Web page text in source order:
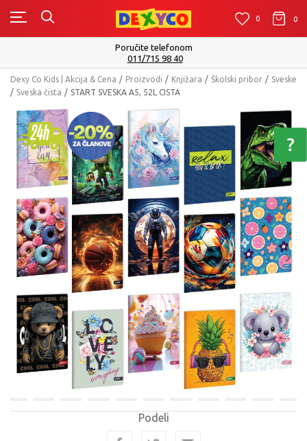
0 0 0
Isporuku možete očekivati u roku od 2 do 4
Dexy Co Kids | Akcija & Cena Proizvodi Knjižara Školski pribor
Sveske
Sveska čista
START SVESKA A5, 52L CISTA
Podeli